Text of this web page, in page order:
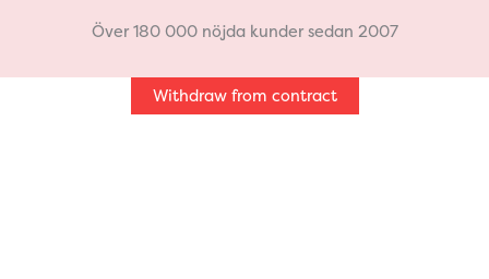
b
o
a
g
Över 180 000 nöjda kunder sedan 2007
Withdraw from contract